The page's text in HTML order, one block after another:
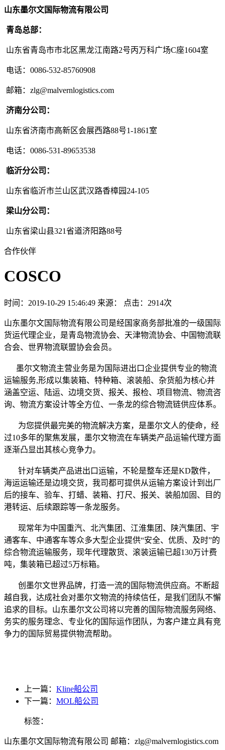
山东墨尔文国际物流有限公司
青岛总部：
山东省青岛市市北区黑龙江南路2号丙万科广场C座1604室
电话：0086-532-85760908
邮箱：zlg@malvernlogistics.com
济南分公司：
山东省济南市高新区会展西路88号1-1861室
电话：0086-531-89653538
临沂分公司：
山东省临沂市兰山区武汉路香樟园24-105
梁山分公司：
山东省梁山县321省道济阳路88号
合作伙伴
COSCO
时间：2019-10-29 15:46:49 来源： 点击：2914次
山东墨尔文国际物流有限公司是经国家商务部批准的一级国际
货运代理企业，是青岛物流协会、天津物流协会、中国物流联
合会、世界物流联盟协会会员。
墨尔文物流主营业务是为国际进出口企业提供专业的物流
运输服务,形成以集装箱、特种箱、滚装船、杂货船为核心并
涵盖空运、陆运、边境交货、报关、报检、项目物流、物流咨
询、物流方案设计等全方位、一条龙的综合物流链供应体系。
为您提供最完美的物流解决方案，是墨尔文人的使命，经
过10多年的聚焦发展，墨尔文物流在车辆类产品运输代理方面
逐渐凸显出其核心竞争力。
针对车辆类产品进出口运输，不轮是整车还是KD散件，
海运运输还是边境交货，我司都可提供从运输方案设计到出厂
后的接车、验车、打蜡、装箱、打尺、报关、装船加固、目的
港转运、后续跟踪等一条龙服务。
现常年为中国重汽、北汽集团、江淮集团、陕汽集团、宇
通客车、中通客车等众多大型企业提供“安全、优质、及时”的
综合物流运输服务，现年代理散货、滚装运输已超130万计费
吨，集装箱已超过5万标箱。
创墨尔文世界品牌，打造一流的国际物流供应商。不断超
越自我，达成社会对墨尔文物流的持续信任，是我们团队不懈
追求的目标。山东墨尔文公司将以完善的国际物流服务网络、
务实的服务理念、专业化的国际运作团队，为客户建立具有竞
争力的国际贸易提供物流帮助。
上一篇： Kline船公司
下一篇： MOL船公司
标签：
山东墨尔文国际物流有限公司 邮箱：zlg@malvernlogistics.com